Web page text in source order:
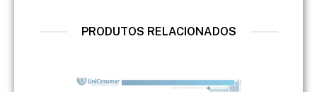
PRODUTOS RELACIONADOS